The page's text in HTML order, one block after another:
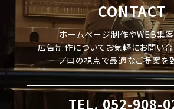
CONTACT
ホームページ制作やWEB集客
広告制作についてお気軽にお問い合
プロの視点で最適なご提案を
TEL. 052-908-